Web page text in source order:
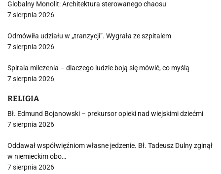
Globalny Monolit: Architektura sterowanego chaosu
7 sierpnia 2026
Odmówiła udziału w „tranzycji”. Wygrała ze szpitalem
7 sierpnia 2026
Spirala milczenia – dlaczego ludzie boją się mówić, co myślą
7 sierpnia 2026
RELIGIA
Bł. Edmund Bojanowski – prekursor opieki nad wiejskimi dziećmi
7 sierpnia 2026
Oddawał współwięźniom własne jedzenie. Bł. Tadeusz Dulny zginął
w niemieckim obo…
7 sierpnia 2026